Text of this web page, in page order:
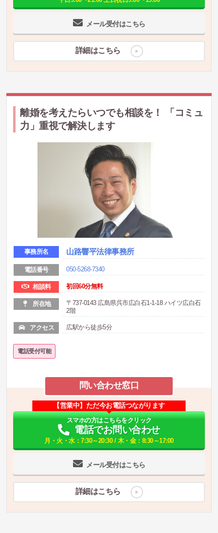
メール受付はこちら
詳細はこちら
離婚を考えたらいつでも相談を！ 「コミュ
力」重視で解決します
事務所名 山路響平法律事務所
電話番号 050-5268-7340
相談料 初回60分無料
所在地
〒737-0143 広島県呉市広白石1-1-18 ハイツ広白石
2階
アクセス 広駅から徒歩5分
電話受付可能
問い合わせ窓口
メール受付はこちら
【営業中】ただ今お電話つながります
スマホの方はこちらをクリック
電話でお問い合わせ
月・火・水：7:30～20:30 / 木・金：8:30～17:00
詳細はこちら